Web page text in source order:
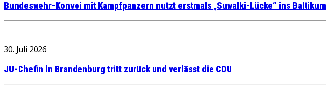
Bundeswehr-Konvoi mit Kampfpanzern nutzt erstmals „Suwalki-Lücke“ ins Baltikum
30. Juli 2026
JU-Chefin in Brandenburg tritt zurück und verlässt die CDU